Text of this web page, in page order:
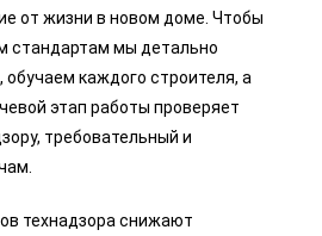
от жизни в новом доме. Чтобы
стандартам мы детально
каждого строителя, а
этап работы проверяет
требовательный и
технадзора снижают